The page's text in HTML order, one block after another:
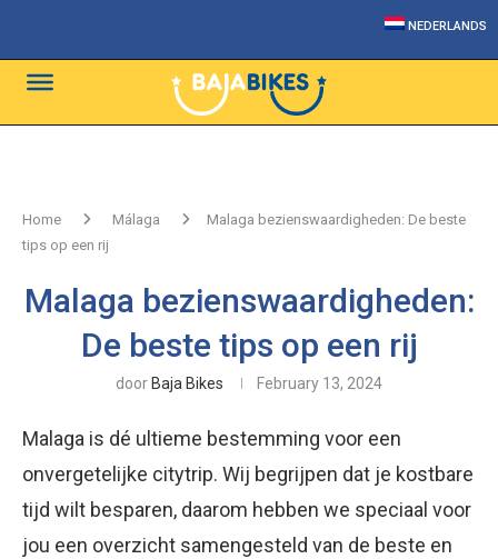
NEDERLANDS
Home Málaga
Malaga bezienswaardigheden: De beste
tips op een rij
Malaga bezienswaardigheden:
De beste tips op een rij
door Baja Bikes February 13, 2024
Malaga is dé ultieme bestemming voor een
onvergetelijke citytrip. Wij begrijpen dat je kostbare
tijd wilt besparen, daarom hebben we speciaal voor
jou een overzicht samengesteld van de beste en